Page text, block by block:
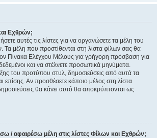
Εχθρών;
αυτές τις λίστες για να οργανώσετε τα μέλη του
Τα μέλη που προστίθενται στη λίστα φίλων σας θα
Πίνακα Ελέγχου Μέλους για γρήγορη πρόσβαση για
και να στέλνετε προσωπικά μηνύματα.
του προτύπου στυλ, δημοσιεύσεις από αυτά τα
επίσης. Αν προσθέσετε κάποιο μέλος στη λίστα
θα κάνει αυτό θα αποκρύπτονται ως
/ αφαιρέσω μέλη στις λίστες Φίλων και Εχθρών;